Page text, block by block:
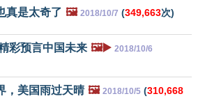
真是太奇了 🖼️ 2018/10/7 (349,663次)
彩预言中国未来 🖼️▶️ 2018/10/6
，美国雨过天晴 🖼️ 2018/10/5 (310,668